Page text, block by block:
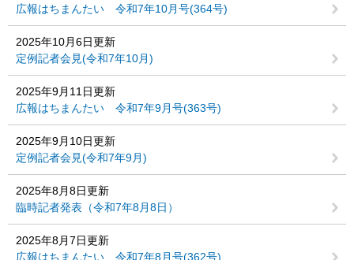
広報はちまんたい 令和7年10月号(364号)
2025年10月6日更新
定例記者会見(令和7年10月)
2025年9月11日更新
広報はちまんたい 令和7年9月号(363号)
2025年9月10日更新
定例記者会見(令和7年9月)
2025年8月8日更新
臨時記者発表（令和7年8月8日）
2025年8月7日更新
広報はちまんたい 令和7年8月号(362号)